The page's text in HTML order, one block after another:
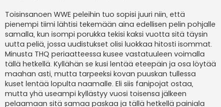
Toisinsanoen WWE peleihin tuo sopisi juuri niin, että
pienempi tiimi lähtisi tekemään aina edellisen pelin pohjalle
samalla, kun isompi porukka tekisi kaksi vuotta sitä täysin
uutta peliä, jossa uudistukset olisi luokkaa hitosti isommat.
Minusta THQ periaatteessa kusee vastatuuleen voimalla
tällä hetkellä. Kyllähän se kusi lentää eteepäin ja osa löytää
maahan asti, mutta tarpeeksi kovan puuskan tullessa
kuset lentää lopulta naamalle. Eli siis fanipojat ostaa,
mutta yhä useampi kyllästyy vuosi toisensa jälkeen
pelaamaan sitä samaa paskaa ja tällä hetkellä painiala